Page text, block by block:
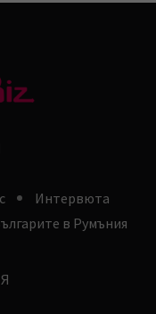
Интервюта
в Румъния